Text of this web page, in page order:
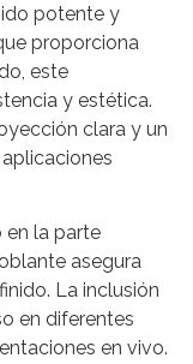
potente y
proporciona
este
y estética.
clara y un
en la parte
asegura
La inclusión
en diferentes
en vivo.